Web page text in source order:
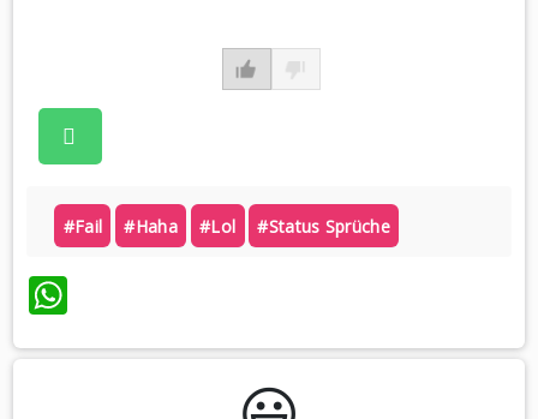
#fail #haha #lol #status Sprüche
WhatsApp